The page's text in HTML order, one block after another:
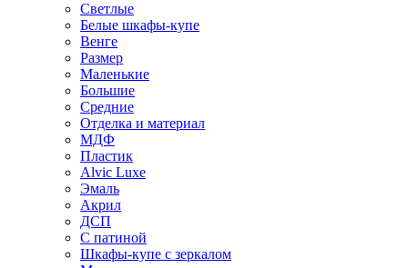
Светлые
Белые шкафы-купе
Венге
Размер
Маленькие
Большие
Средние
Отделка и материал
МДФ
Пластик
Alvic Luxe
Эмаль
Акрил
ДСП
С патиной
Шкафы-купе с зеркалом